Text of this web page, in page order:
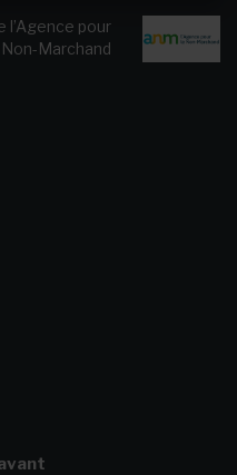
l’Agence pour
Marchand